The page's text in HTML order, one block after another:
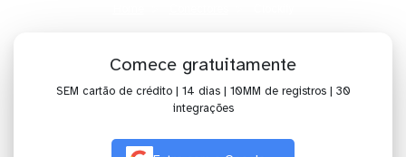
Comece gratuitamente
SEM cartão de crédito | 14 dias | 10MM de registros | 30
integrações